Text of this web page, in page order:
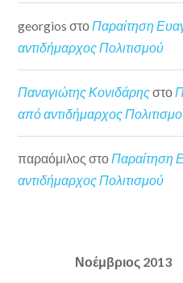
georgios στοΠαραίτηση
αντιδήμαρχος Πολιτισμού
Παναγιώτης Κονιδάρηςστο
από αντιδήμαρχος
παραόμιλος στοΠαραίτηση
αντιδήμαρχος Πολιτισμού
Νοέμβριος 2013